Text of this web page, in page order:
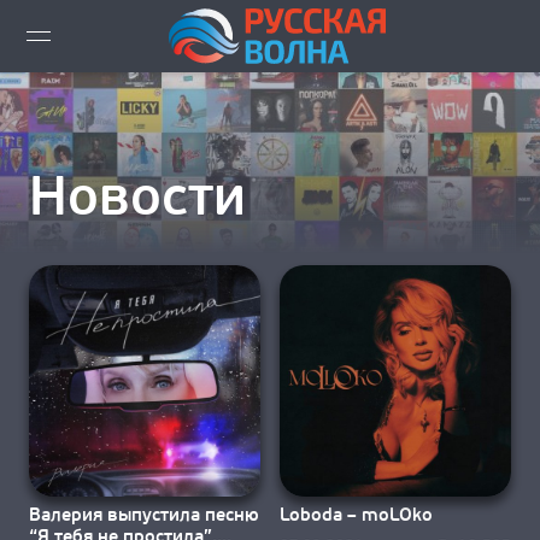
ВИДЕО LIVE
НОВОСТИ
НОВИНКИ ЭФИРА
ПЛЕЙЛИСТ
СКАЧАТЬ ЭФИР
КАК СЛУШАТЬ!?
ГОРОДА ВЕЩАНИЯ
Новости
Валерия выпустила песню
Loboda – moLOko